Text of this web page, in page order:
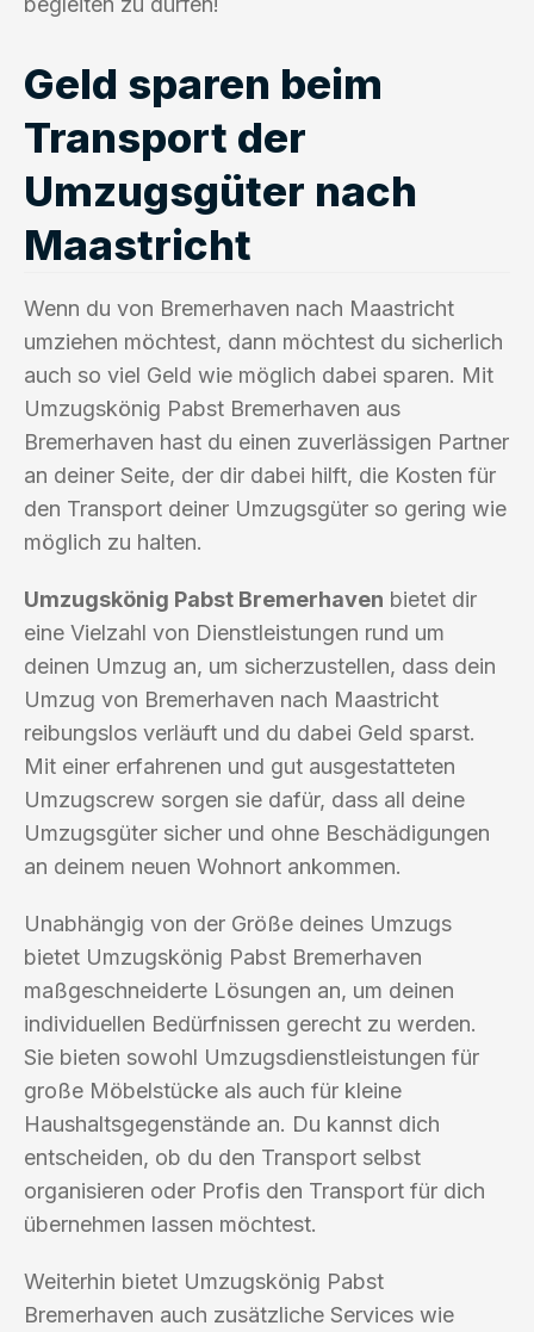
Geld sparen beim
Transport der
Umzugsgüter nach
Maastricht
Wenn du von Bremerhaven nach Maastricht
umziehen möchtest, dann möchtest du sicherlich
auch so viel Geld wie möglich dabei sparen. Mit
Umzugskönig Pabst Bremerhaven aus
Bremerhaven hast du einen zuverlässigen Partner
an deiner Seite, der dir dabei hilft, die Kosten für
den Transport deiner Umzugsgüter so gering wie
möglich zu halten.
Umzugskönig Pabst Bremerhaven bietet dir
eine Vielzahl von Dienstleistungen rund um
deinen Umzug an, um sicherzustellen, dass dein
Umzug von Bremerhaven nach Maastricht
reibungslos verläuft und du dabei Geld sparst.
Mit einer erfahrenen und gut ausgestatteten
Umzugscrew sorgen sie dafür, dass all deine
Umzugsgüter sicher und ohne Beschädigungen
an deinem neuen Wohnort ankommen.
Unabhängig von der Größe deines Umzugs
bietet Umzugskönig Pabst Bremerhaven
maßgeschneiderte Lösungen an, um deinen
individuellen Bedürfnissen gerecht zu werden.
Sie bieten sowohl Umzugsdienstleistungen für
große Möbelstücke als auch für kleine
Haushaltsgegenstände an. Du kannst dich
entscheiden, ob du den Transport selbst
organisieren oder Profis den Transport für dich
übernehmen lassen möchtest.
Weiterhin bietet Umzugskönig Pabst
Bremerhaven auch zusätzliche Services wie